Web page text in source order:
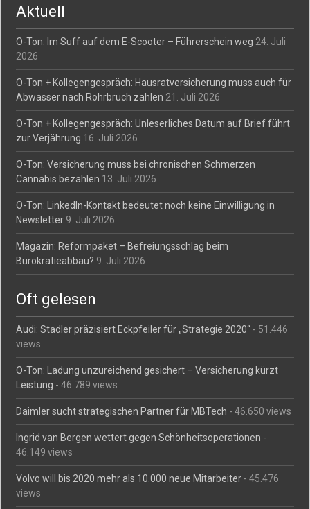
Aktuell
O-Ton: Im Suff auf dem E-Scooter – Führerschein weg 24. Juli
2026
O-Ton + Kollegengespräch: Hausratversicherung muss auch für
Abwasser nach Rohrbruch zahlen 21. Juli 2026
O-Ton + Kollegengespräch: Unleserliches Datum auf Brief führt
zur Verjährung 16. Juli 2026
O-Ton: Versicherung muss bei chronischen Schmerzen
Cannabis bezahlen 13. Juli 2026
O-Ton: LinkedIn-Kontakt bedeutet noch keine Einwilligung in
Newsletter 9. Juli 2026
Magazin: Reformpaket – Befreiungsschlag beim
Bürokratieabbau? 9. Juli 2026
Oft gelesen
Audi: Stadler präzisiert Eckpfeiler für „Strategie 2020“ - 51.446
views
O-Ton: Ladung unzureichend gesichert – Versicherung kürzt
Leistung - 46.789 views
Daimler sucht strategischen Partner für MBTech - 46.650 views
Ingrid van Bergen wettert gegen Schönheitsoperationen -
46.149 views
Volvo will bis 2020 mehr als 10.000 neue Mitarbeiter - 45.476
views